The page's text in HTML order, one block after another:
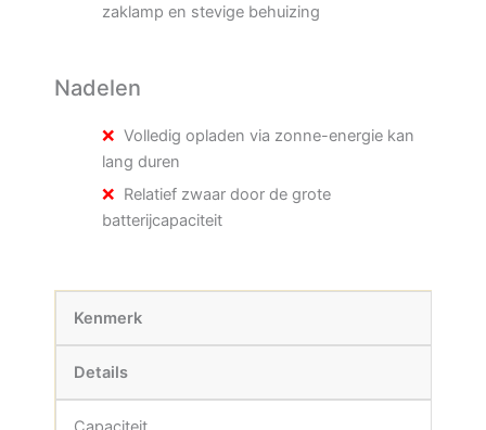
zaklamp en stevige behuizing
Nadelen
Volledig opladen via zonne-energie kan
lang duren
Relatief zwaar door de grote
batterijcapaciteit
Kenmerk
Details